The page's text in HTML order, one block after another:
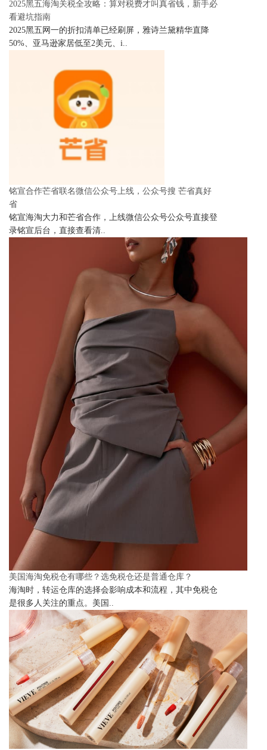
2025黑五海淘关税全攻略：算对税费才叫真省钱，新手必
看避坑指南
2025黑五网一的折扣清单已经刷屏，雅诗兰黛精华直降
50%、亚马逊家居低至2美元、i..
铭宣合作芒省联名微信公众号上线，公众号搜 芒省真好
省
铭宣海淘大力和芒省合作，上线微信公众号公众号直接登
录铭宣后台，直接查看清..
美国海淘免税仓有哪些？选免税仓还是普通仓库？
海淘时，转运仓库的选择会影响成本和流程，其中免税仓
是很多人关注的重点。美国..